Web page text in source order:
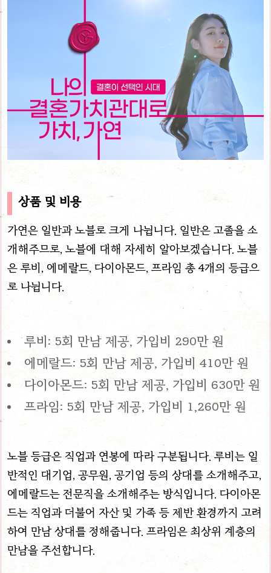
상품 및 비용
가연은 일반과 노블로 크게 나뉩니다. 일반은 고졸을 소
개해주므로, 노블에 대해 자세히 알아보겠습니다. 노블
은 루비, 에메랄드, 다이아몬드, 프라임 총 4개의 등급으
로 나뉩니다.
루비: 5회 만남 제공, 가입비 290만 원
에메랄드: 5회 만남 제공, 가입비 410만 원
다이아몬드: 5회 만남 제공, 가입비 630만 원
프라임: 5회 만남 제공, 가입비 1,260만 원
노블 등급은 직업과 연봉에 따라 구분됩니다. 루비는 일
반적인 대기업, 공무원, 공기업 등의 상대를 소개해주고,
에메랄드는 전문직을 소개해주는 방식입니다. 다이아몬
드는 직업과 더불어 자산 및 가족 등 제반 환경까지 고려
하여 만남 상대를 정해줍니다. 프라임은 최상위 계층의
만남을 주선합니다.